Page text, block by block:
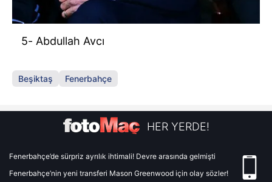
5- Abdullah Avcı
Beşiktaş Fenerbahçe
HER YERDE!
Fenerbahçe’de sürpriz ayrılık ihtimali! Devre arasında gelmişti
Fenerbahçe’nin yeni transferi Mason Greenwood için olay sözler!